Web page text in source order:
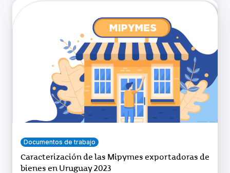
Documentos de trabajo
Caracterización de las Mipymes exportadoras de
bienes en Uruguay 2023